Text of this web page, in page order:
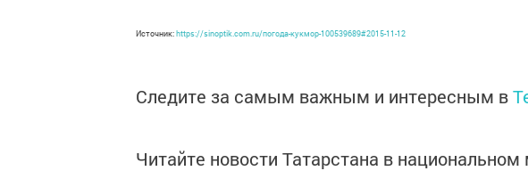
Источник:https://sinoptik.com.ru/погода-кукмор-100539689#2015-11-12
Следите за самым важным и интересным в
Читайте новости Татарстана в